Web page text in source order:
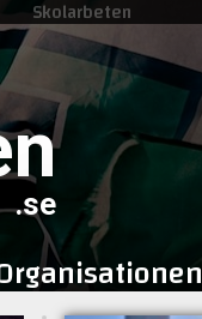
Skolarbeten
.se